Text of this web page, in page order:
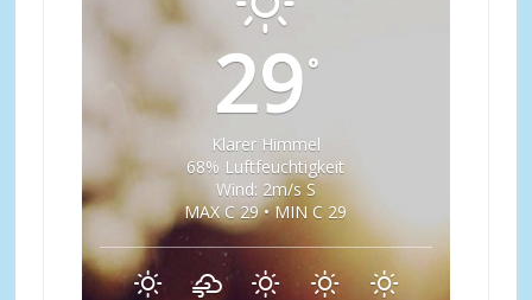
29°
Klarer Himmel
68% Luftfeuchtigkeit
Wind: 2m/s S
MAX C 29 • MIN C 29